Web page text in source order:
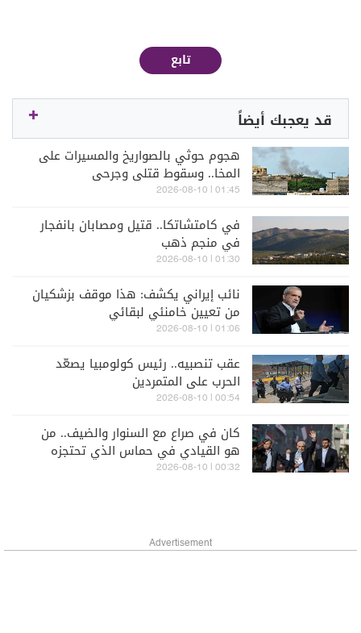
تابع
قد يعجبك أيضاً
هجوم حوثي بالصواريخ والمسيرات على
المخا.. وسقوط قتلى وجرحى
01:45 | 2026-08-10
في كامتشاتكا.. قتيل ومصابان بانفجار
في منجم ذهب
01:30 | 2026-08-10
نائب إيراني يكشف: هذا موقف بزشكيان
من تعيين خامنئي لبقائي
01:06 | 2026-08-10
عقب تنصبيه.. رئيس كولومبيا يصعّد
الحرب على المتمردين
00:54 | 2026-08-10
كان في صراع مع السنوار والضيف.. من
هو القيادي في حماس الذي تحتجزه
إسرائيل؟
00:32 | 2026-08-10
Advertisement